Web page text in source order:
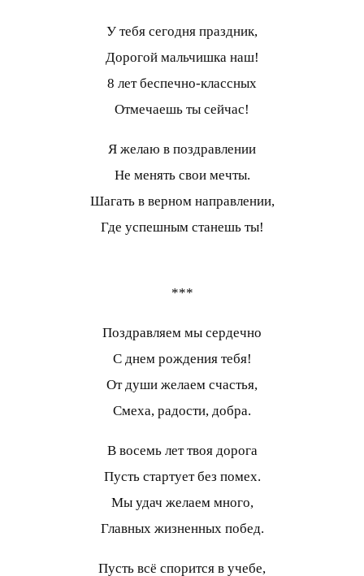
У тебя сегодня праздник,
Дорогой мальчишка наш!
8 лет беспечно-классных
Отмечаешь ты сейчас!
Я желаю в поздравлении
Не менять свои мечты.
Шагать в верном направлении,
Где успешным станешь ты!
***
Поздравляем мы сердечно
С днем рождения тебя!
От души желаем счастья,
Смеха, радости, добра.
В восемь лет твоя дорога
Пусть стартует без помех.
Мы удач желаем много,
Главных жизненных побед.
Пусть всё спорится в учебе,